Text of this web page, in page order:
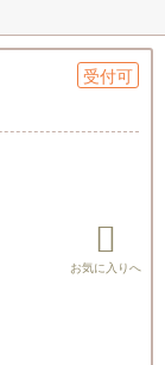
受付可